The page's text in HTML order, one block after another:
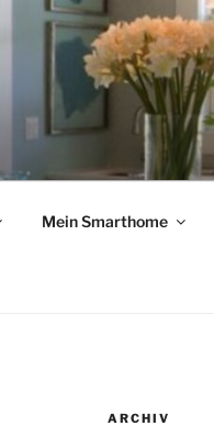
Mein Smarthome
ARCHIV